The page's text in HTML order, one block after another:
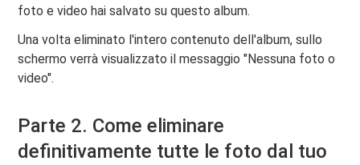
foto e video hai salvato su questo album.
Una volta eliminato l'intero contenuto dell'album, sullo
schermo verrà visualizzato il messaggio "Nessuna foto o
video".
Parte 2. Come eliminare
definitivamente tutte le foto dal tuo